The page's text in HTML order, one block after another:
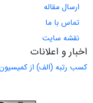
ارسال مقاله
تماس با ما
نقشه سایت
اخبار و اعلانات
کسب رتبه (الف) از کمیسیون